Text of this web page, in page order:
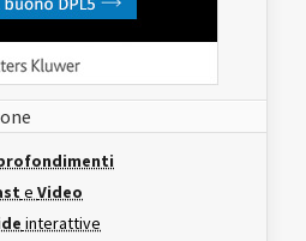
e Video
interattive